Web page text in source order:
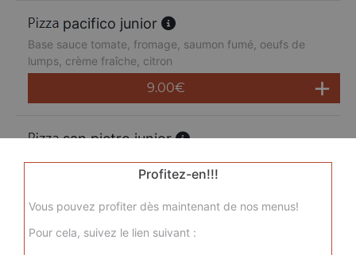
pacifico junior
Base sauce tomate, fromage, saumon fumé, oeufs de
lumps, crème fraîche, citron
9.00€
san pietro junior
Base sauce tomate, fromage, chorizo, jambon de dinde,
merguez, champignons
9.00€
Profitez-en!!!
Vous pouvez profiter dès maintenant de nos menus!
Pour cela, suivez le lien suivant :